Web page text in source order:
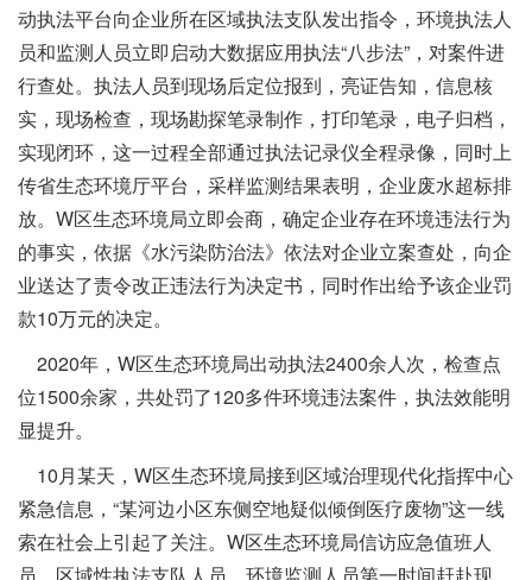
动执法平台向企业所在区域执法支队发出指令，环境执法人
员和监测人员立即启动大数据应用执法“八步法”，对案件进
行查处。执法人员到现场后定位报到，亮证告知，信息核
实，现场检查，现场勘探笔录制作，打印笔录，电子归档，
实现闭环，这一过程全部通过执法记录仪全程录像，同时上
传省生态环境厅平台，采样监测结果表明，企业废水超标排
放。W区生态环境局立即会商，确定企业存在环境违法行为
的事实，依据《水污染防治法》依法对企业立案查处，向企
业送达了责令改正违法行为决定书，同时作出给予该企业罚
款10万元的决定。
2020年，W区生态环境局出动执法2400余人次，检查点
位1500余家，共处罚了120多件环境违法案件，执法效能明
显提升。
10月某天，W区生态环境局接到区域治理现代化指挥中心
紧急信息，“某河边小区东侧空地疑似倾倒医疗废物”这一线
索在社会上引起了关注。W区生态环境局信访应急值班人